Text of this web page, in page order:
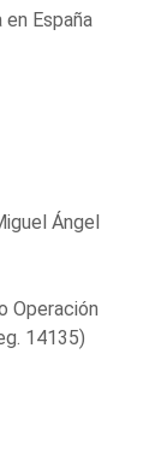
España
Ángel
Operación
14135)